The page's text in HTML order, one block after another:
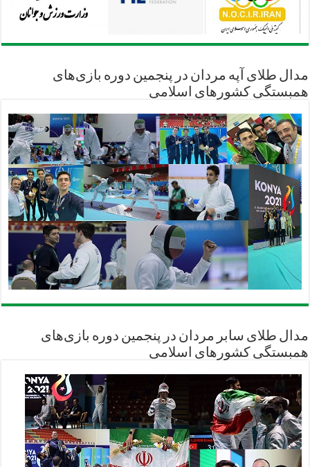
مدال طلای آپه مردان در پنجمین دوره بازی‌های
همبستگی کشورهای اسلامی
مدال طلای سابر مردان در پنجمین دوره بازی‌های
همبستگی کشورهای اسلامی